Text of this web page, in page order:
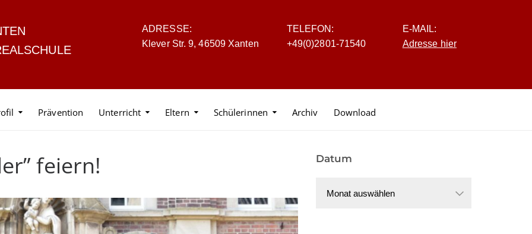
ADRESSE:
Klever Str. 9, 46509 Xanten
TELEFON:
+49(0)2801-71540
E-MAIL:
Adresse hier
Prävention Unterricht Eltern Schülerinnen Archiv Download
feiern! Datum